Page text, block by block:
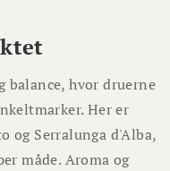
balance, hvor druerne
Her er
og Serralunga d'Alba,
måde. Aroma og